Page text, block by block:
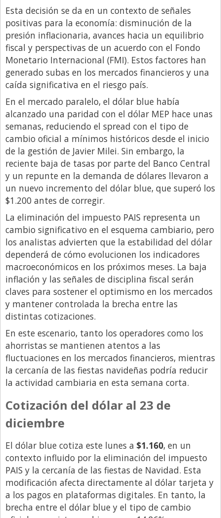
Publicidad y Marketing
Real Estate y Propiedades
Responsabilidad Social
Salidas
Santa Fe
Show Business
Sociedad
Tecnología
Tendencias
Viajes
Esta decisión se da en un contexto de señales
positivas para la economía: disminución de la
presión inflacionaria, avances hacia un equilibrio
fiscal y perspectivas de un acuerdo con el Fondo
Monetario Internacional (FMI). Estos factores han
generado subas en los mercados financieros y una
caída significativa en el riesgo país.
En el mercado paralelo, el dólar blue había
alcanzado una paridad con el dólar MEP hace unas
semanas, reduciendo el spread con el tipo de
cambio oficial a mínimos históricos desde el inicio
de la gestión de Javier Milei. Sin embargo, la
reciente baja de tasas por parte del Banco Central
y un repunte en la demanda de dólares llevaron a
un nuevo incremento del dólar blue, que superó los
$1.200 antes de corregir.
La eliminación del impuesto PAIS representa un
cambio significativo en el esquema cambiario, pero
los analistas advierten que la estabilidad del dólar
dependerá de cómo evolucionen los indicadores
macroeconómicos en los próximos meses. La baja
inflación y las señales de disciplina fiscal serán
claves para sostener el optimismo en los mercados
y mantener controlada la brecha entre las
distintas cotizaciones.
En este escenario, tanto los operadores como los
ahorristas se mantienen atentos a las
fluctuaciones en los mercados financieros, mientras
la cercanía de las fiestas navideñas podría reducir
la actividad cambiaria en esta semana corta.
Cotización del dólar al 23 de
diciembre
El dólar blue cotiza este lunes a $1.160, en un
contexto influido por la eliminación del impuesto
PAIS y la cercanía de las fiestas de Navidad. Esta
modificación afecta directamente al dólar tarjeta y
a los pagos en plataformas digitales. En tanto, la
brecha entre el dólar blue y el tipo de cambio